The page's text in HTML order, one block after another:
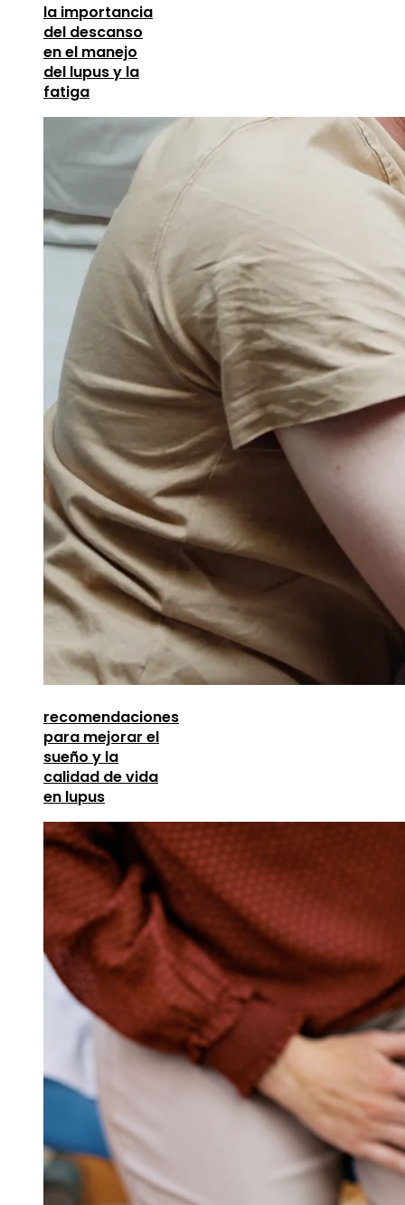
la importancia
del descanso
en el manejo
del lupus y la
fatiga
recomendaciones
para mejorar el
sueño y la
calidad de vida
en lupus